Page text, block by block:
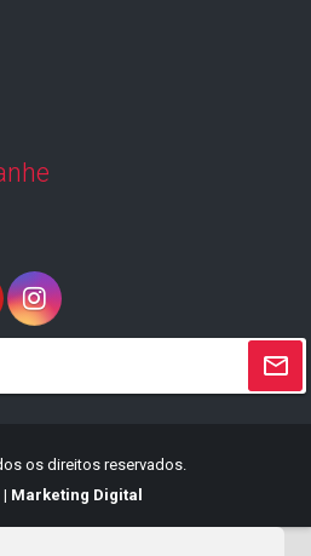
os direitos reservados.
| Marketing Digital